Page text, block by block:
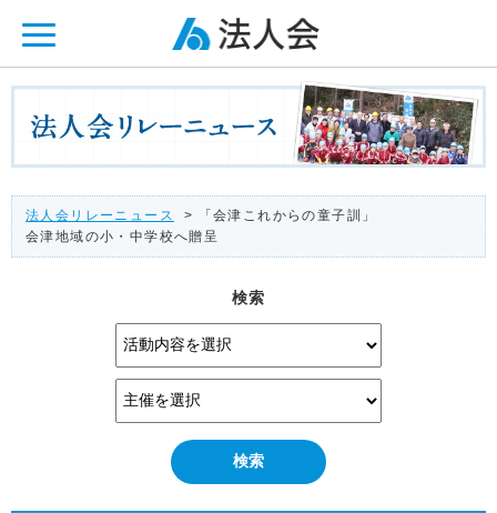
法人会リレーニュース
> 「会津これからの童子訓」
会津地域の小・中学校へ贈呈
検索